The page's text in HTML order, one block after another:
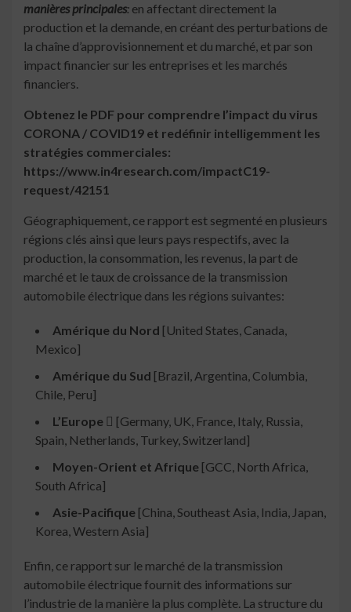
manières principales: en affectant directement la
production et la demande, en créant des perturbations de
la chaîne d’approvisionnement et du marché, et par son
impact financier sur les entreprises et les marchés
financiers.
Obtenez le PDF pour comprendre l’impact du virus
CORONA / COVID19 et redéfinir intelligemment les
stratégies commerciales:
https://www.in4research.com/impactC19-
request/42151
Géographiquement, ce rapport est segmenté en plusieurs
régions clés ainsi que leurs pays respectifs, avec la
production, la consommation, les revenus, la part de
marché et le taux de croissance de la transmission
automobile électrique dans les régions suivantes:
Amérique du Nord [United States, Canada,
Mexico]
Amérique du Sud [Brazil, Argentina, Columbia,
Chile, Peru]
L’Europe  [Germany, UK, France, Italy, Russia,
Spain, Netherlands, Turkey, Switzerland]
Moyen-Orient et Afrique [GCC, North Africa,
South Africa]
Asie-Pacifique [China, Southeast Asia, India, Japan,
Korea, Western Asia]
Enfin, ce rapport sur le marché de la transmission
automobile électrique fournit des informations sur
l’industrie de la manière la plus complète. La structure du